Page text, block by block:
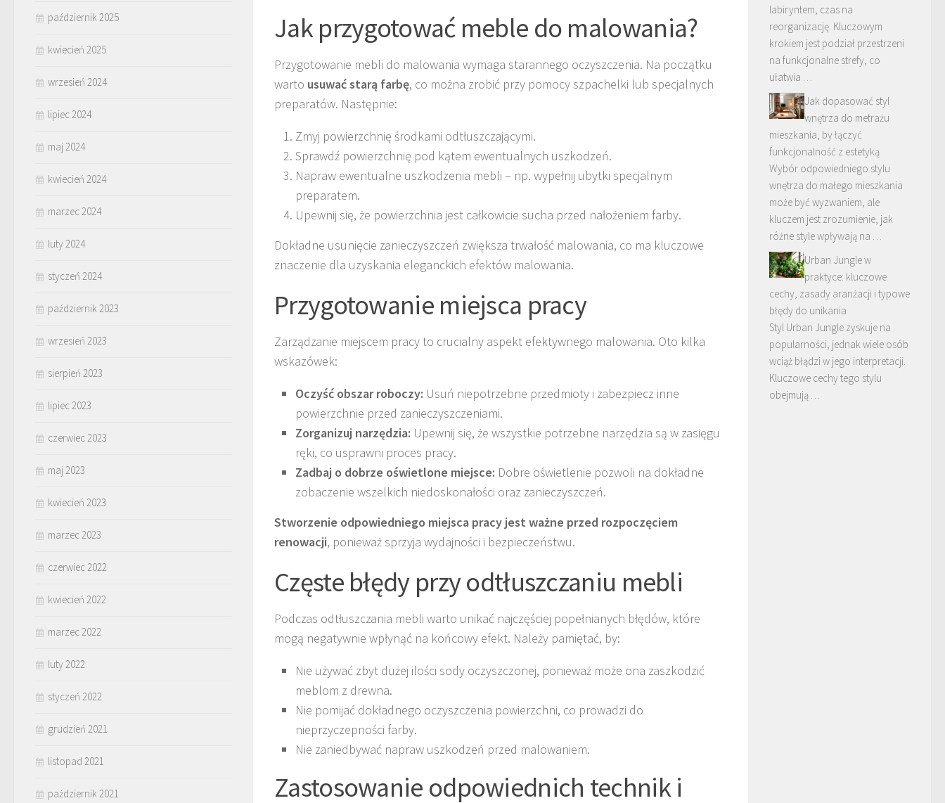
Jak przygotować meble do malowania?
Przygotowanie mebli do malowania wymaga starannego oczyszczenia. Na początku
warto usuwać starą farbę, co można zrobić przy pomocy szpachelki lub specjalnych
preparatów. Następnie:
Zmyj powierzchnię środkami odtłuszczającymi.
Sprawdź powierzchnię pod kątem ewentualnych uszkodzeń.
Napraw ewentualne uszkodzenia mebli – np. wypełnij ubytki specjalnym
preparatem.
Upewnij się, że powierzchnia jest całkowicie sucha przed nałożeniem farby.
Dokładne usunięcie zanieczyszczeń zwiększa trwałość malowania, co ma kluczowe
znaczenie dla uzyskania eleganckich efektów malowania.
Przygotowanie miejsca pracy
Zarządzanie miejscem pracy to crucialny aspekt efektywnego malowania. Oto kilka
wskazówek:
Oczyść obszar roboczy: Usuń niepotrzebne przedmioty i zabezpiecz inne
powierzchnie przed zanieczyszczeniami.
Zorganizuj narzędzia: Upewnij się, że wszystkie potrzebne narzędzia są w zasięgu
ręki, co usprawni proces pracy.
Zadbaj o dobrze oświetlone miejsce: Dobre oświetlenie pozwoli na dokładne
zobaczenie wszelkich niedoskonałości oraz zanieczyszczeń.
Stworzenie odpowiedniego miejsca pracy jest ważne przed rozpoczęciem
renowacji, ponieważ sprzyja wydajności i bezpieczeństwu.
Częste błędy przy odtłuszczaniu mebli
Podczas odtłuszczania mebli warto unikać najczęściej popełnianych błędów, które
mogą negatywnie wpłynąć na końcowy efekt. Należy pamiętać, by:
Nie używać zbyt dużej ilości sody oczyszczonej, ponieważ może ona zaszkodzić
meblom z drewna.
Nie pomijać dokładnego oczyszczenia powierzchni, co prowadzi do
nieprzyczepności farby.
Nie zaniedbywać napraw uszkodzeń przed malowaniem.
Zastosowanie odpowiednich technik i
październik 2025
kwiecień 2025
wrzesień 2024
lipiec 2024
maj 2024
kwiecień 2024
marzec 2024
luty 2024
styczeń 2024
październik 2023
wrzesień 2023
sierpień 2023
lipiec 2023
czerwiec 2023
maj 2023
kwiecień 2023
marzec 2023
czerwiec 2022
kwiecień 2022
marzec 2022
luty 2022
styczeń 2022
grudzień 2021
listopad 2021
październik 2021
labiryntem, czas na
reorganizację. Kluczowym
krokiem jest podział przestrzeni
na funkcjonalne strefy, co
ułatwia …
Jak dopasować styl
wnętrza do metrażu
mieszkania, by łączyć
funkcjonalność z estetyką
Wybór odpowiedniego stylu
wnętrza do małego mieszkania
może być wyzwaniem, ale
kluczem jest zrozumienie, jak
różne style wpływają na …
Urban Jungle w
praktyce: kluczowe
cechy, zasady aranżacji i typowe
błędy do unikania
Styl Urban Jungle zyskuje na
popularności, jednak wiele osób
wciąż błądzi w jego interpretacji.
Kluczowe cechy tego stylu
obejmują …